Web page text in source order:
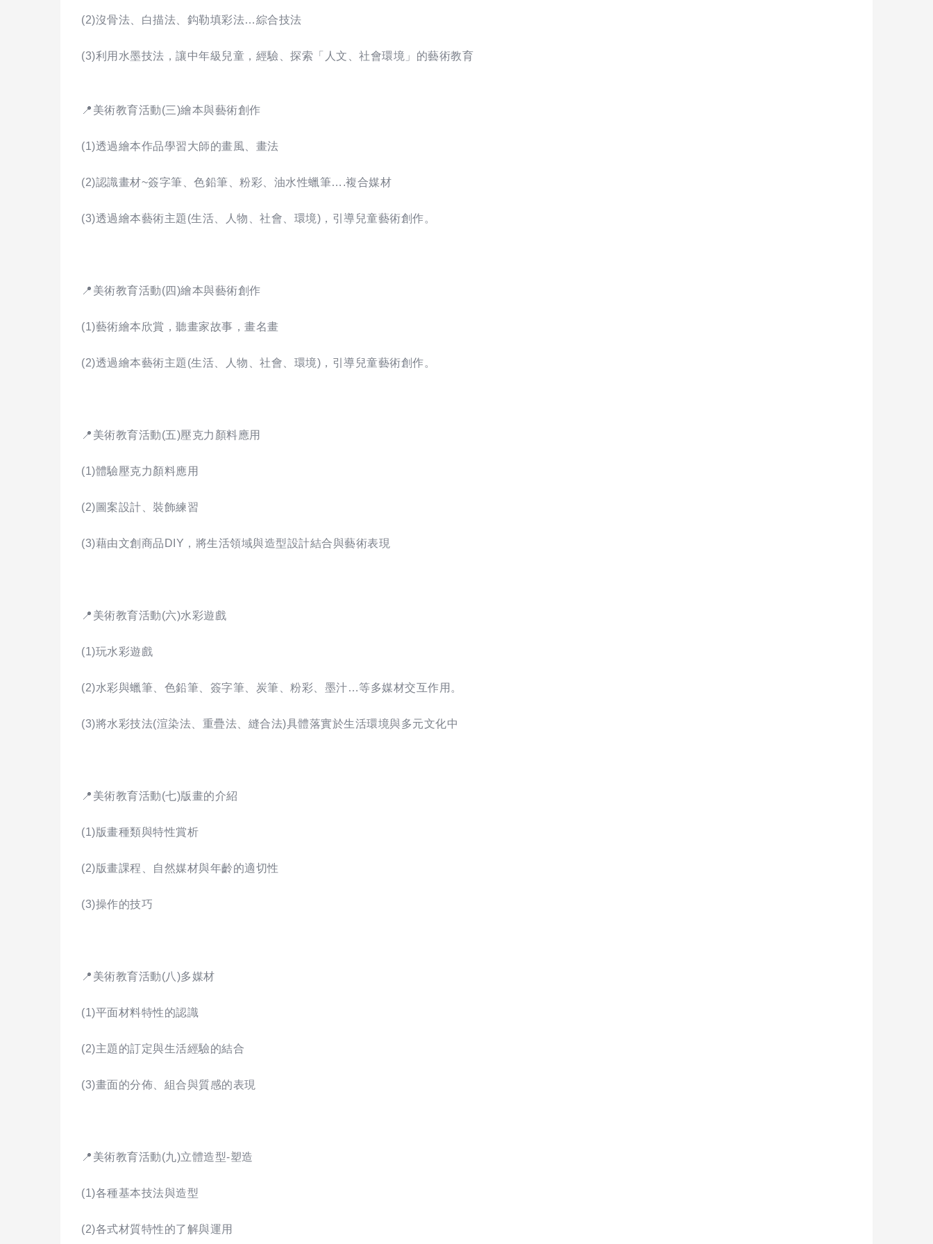
(2)沒骨法、白描法、鈎勒填彩法…綜合技法
(3)利用水墨技法，讓中年級兒童，經驗、探索「人文、社會環境」的藝術教育
📍美術教育活動(三)繪本與藝術創作
(1)透過繪本作品學習大師的畫風、畫法
(2)認識畫材~簽字筆、色鉛筆、粉彩、油水性蠟筆….複合媒材
(3)透過繪本藝術主題(生活、人物、社會、環境)，引導兒童藝術創作。
📍美術教育活動(四)繪本與藝術創作
(1)藝術繪本欣賞，聽畫家故事，畫名畫
(2)透過繪本藝術主題(生活、人物、社會、環境)，引導兒童藝術創作。
📍美術教育活動(五)壓克力顏料應用
(1)體驗壓克力顏料應用
(2)圖案設計、裝飾練習
(3)藉由文創商品DIY，將生活領域與造型設計結合與藝術表現
📍美術教育活動(六)水彩遊戲
(1)玩水彩遊戲
(2)水彩與蠟筆、色鉛筆、簽字筆、炭筆、粉彩、墨汁…等多媒材交互作用。
(3)將水彩技法(渲染法、重疊法、縫合法)具體落實於生活環境與多元文化中
📍美術教育活動(七)版畫的介紹
(1)版畫種類與特性賞析
(2)版畫課程、自然媒材與年齡的適切性
(3)操作的技巧
📍美術教育活動(八)多媒材
(1)平面材料特性的認識
(2)主題的訂定與生活經驗的結合
(3)畫面的分佈、組合與質感的表現
📍美術教育活動(九)立體造型-塑造
(1)各種基本技法與造型
(2)各式材質特性的了解與運用